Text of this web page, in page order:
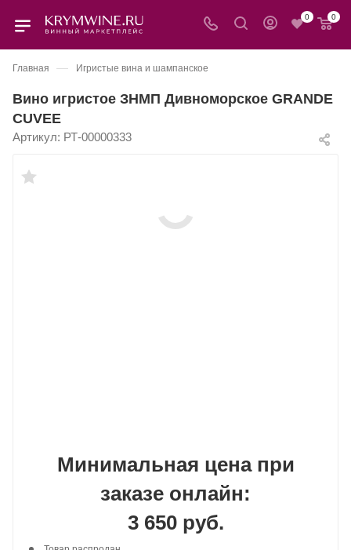
0 0
Главная — Игристые вина и шампанское
Вино игристое ЗНМП Дивноморское GRANDE
CUVEE
Артикул: РТ-00000333
Минимальная цена при
заказе онлайн:
3 650 руб.